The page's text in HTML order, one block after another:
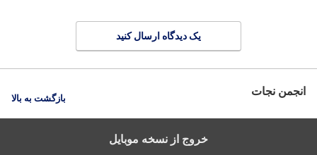
یک دیدگاه ارسال کنید
انجمن نجات بازگشت به بالا
خروج از نسخه موبایل